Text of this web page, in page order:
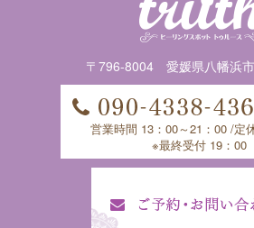
〒796-8004 愛媛県八幡浜
営業時間 13：00～21：00 /定
※最終受付 19：00